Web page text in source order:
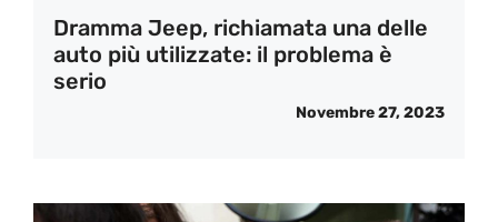
Dramma Jeep, richiamata una delle
auto più utilizzate: il problema è
serio
Novembre 27, 2023